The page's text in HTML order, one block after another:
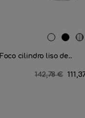
RAL
Negro
Foco cilindro liso de...
Precio
142,78 €